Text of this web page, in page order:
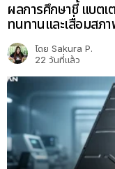
ผลการศึกษาชี้ แบต
ทนทานและเสื่อมสภ
โดย Sakura P.
22 วันที่แล้ว